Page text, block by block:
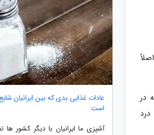
در
عادات غذایی بدی که بین ایرانیان
است
آشپزی ما ایرانیان با دیگر کشور ها